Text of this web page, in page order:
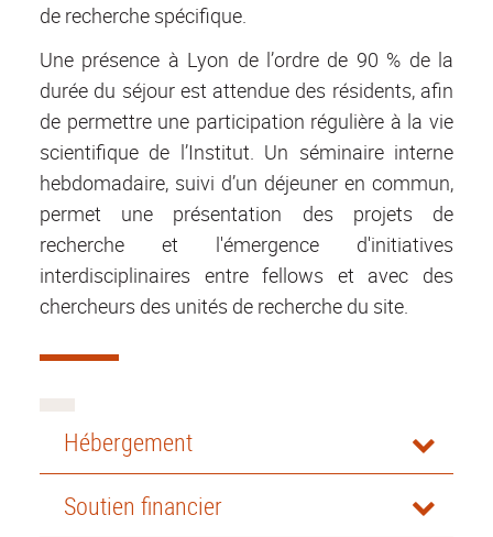
de recherche spécifique.
Une présence à Lyon de l’ordre de 90 % de la
durée du séjour est attendue des résidents, afin
de permettre une participation régulière à la vie
scientifique de l’Institut. Un séminaire interne
hebdomadaire, suivi d’un déjeuner en commun,
permet une présentation des projets de
recherche et l'émergence d'initiatives
interdisciplinaires entre fellows et avec des
chercheurs des unités de recherche du site.
Hébergement
Soutien financier